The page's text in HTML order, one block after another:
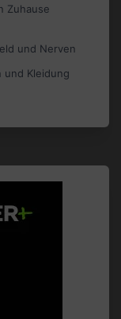
Zuhause
und Nerven
und Kleidung